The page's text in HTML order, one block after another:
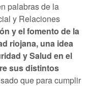
palabras de la
y Relaciones
y el fomento de la
riojana, una idea
y Salud en el
sus distintos
que para cumplir